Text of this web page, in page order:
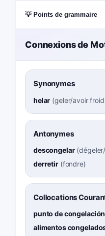
💡 Points de grammaire
Connexions de
Synonymes
helar (geler/avoir froid
Antonymes
descongelar(
derretir(fondre)
Collocations
punto de congelación
alimentos